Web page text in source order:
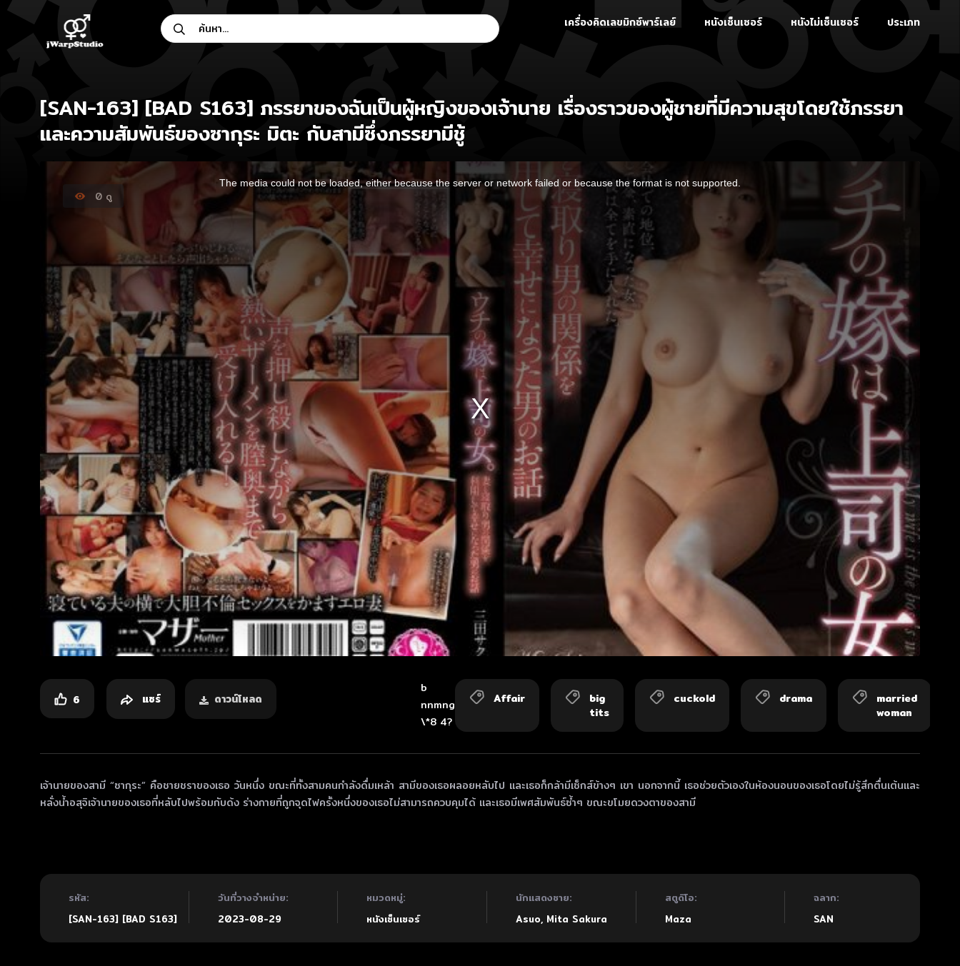
Skip
ค้นหา... เครื่องคิดเลขมิกซ์พาร์เลย์ หนังเซ็นเซอร์ หนังไม่เซ็นเซอร์ ประเภท
[SAN-163] [BAD S163] ภรรยาของฉันเป็นผู้หญิงของเจ้านาย เรื่องราวของผู้ชายที่มีความสุขโดยใช้ภรรยา
และความสัมพันธ์ของซากุระ มิตะ กับสามีซึ่งภรรยามีชู้
0 ดู
The media could not be loaded, either because the server or network failed or because the format is not supported.
6 แชร์ ดาวน์โหลด
b
nnmng
\*8 4?
Affair
big
tits
cuckold drama
married
woman
เจ้านายของสามี “ซากุระ” คือชายชราของเธอ วันหนึ่ง ขณะที่ทั้งสามคนกำลังดื่มเหล้า สามีของเธอผลอยหลับไป และเธอก็กล้ามีเซ็กส์ข้างๆ เขา นอกจากนี้ เธอช่วยตัวเองในห้องนอนของเธอโดยไม่รู้สึกตื่นเต้นและ
หลั่งน้ำอสุจิเจ้านายของเธอที่หลับไปพร้อมกับด้ง ร่างกายที่ถูกจุดไฟครั้งหนึ่งของเธอไม่สามารถควบคุมได้ และเธอมีเพศสัมพันธ์ซ้ำๆ ขณะขโมยดวงตาของสามี
รหัส:
[SAN-163] [BAD S163]
วันที่วางจำหน่าย:
2023-08-29
หมวดหมู่:
หนังเซ็นเซอร์
นักแสดงชาย:
Asuo, Mita Sakura
สตูดิโอ:
Maza
ฉลาก:
SAN